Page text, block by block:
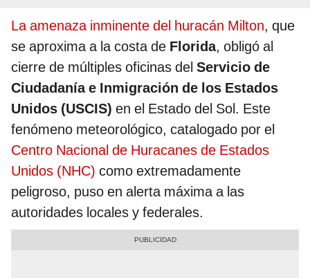
La amenaza inminente del huracán Milton, que
se aproxima a la costa de Florida, obligó al
cierre de múltiples oficinas del Servicio de
Ciudadanía e Inmigración de los Estados
Unidos (USCIS) en el Estado del Sol. Este
fenómeno meteorológico, catalogado por el
Centro Nacional de Huracanes de Estados
Unidos (NHC) como extremadamente
peligroso, puso en alerta máxima a las
autoridades locales y federales.